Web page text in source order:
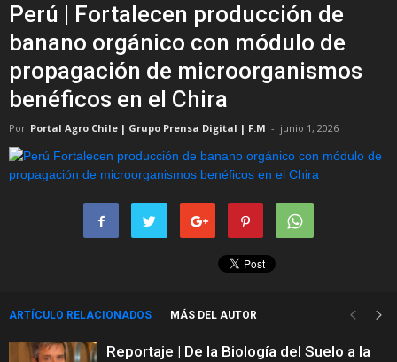
Perú | Fortalecen producción de
banano orgánico con módulo de
propagación de microorganismos
benéficos en el Chira
Por Portal Agro Chile | Grupo Prensa Digital | F.M - junio 1, 2026
ARTÍCULO RELACIONADOS MÁS DEL AUTOR
Reportaje | De la Biología del Suelo a la